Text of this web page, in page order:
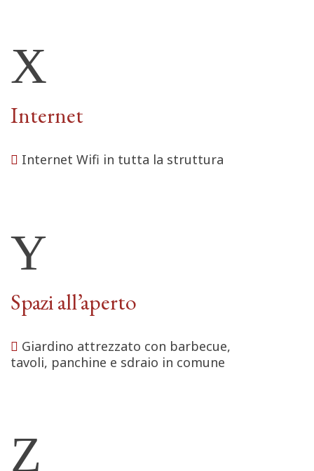
Internet
Internet Wifi in tutta la struttura
Spazi all’aperto
Giardino attrezzato con barbecue,
tavoli, panchine e sdraio in comune